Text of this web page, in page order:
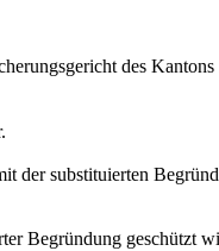
des
der substituierten
Begründung geschützt